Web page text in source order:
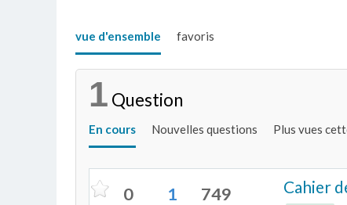
vue d'ensemble favoris
1 Question
En cours Nouvelles questions Plus vues
0 1 749 Cahier